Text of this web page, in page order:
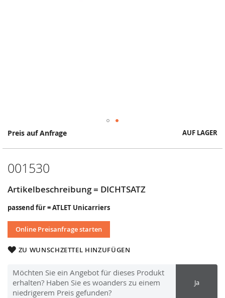
Preis auf Anfrage AUF LAGER
001530
Artikelbeschreibung = DICHTSATZ
passend für = ATLET Unicarriers
Online Preisanfrage starten
ZU WUNSCHZETTEL HINZUFÜGEN
Möchten Sie ein Angebot für dieses Produkt
erhalten? Haben Sie es woanders zu einem
niedrigerem Preis gefunden?
Ja
Springe
Anfang
Bildergalerie